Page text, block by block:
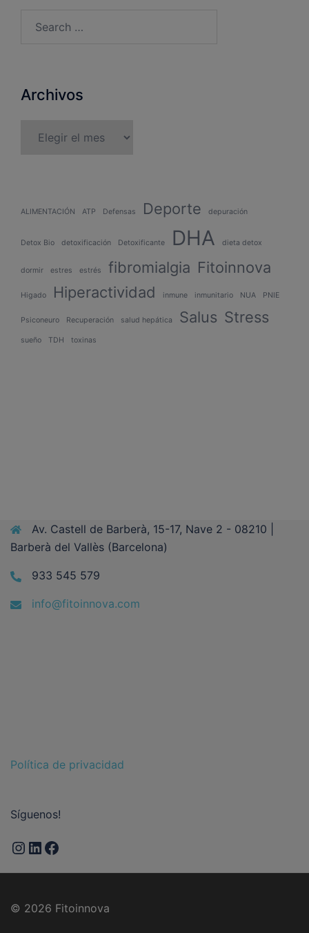
Archivos
ALIMENTACIÓN ATP Defensas Deporte depuración
Detox Bio detoxificación Detoxificante DHA dieta detox
dormir estres estrés fibromialgia Fitoinnova
Higado Hiperactividad inmune inmunitario NUA PNIE
Psiconeuro Recuperación salud hepática Salus Stress
sueño TDH toxinas
Av. Castell de Barberà, 15-17, Nave 2 - 08210 |
Barberà del Vallès (Barcelona)
933 545 579
info@fitoinnova.com
Política de privacidad
Síguenos!
© 2026 Fitoinnova